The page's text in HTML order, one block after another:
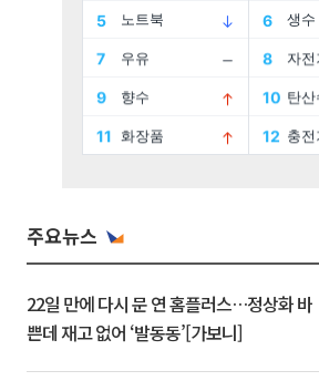
주요뉴스
22일 만에 다시 문 연 홈플러스…정상화 바
쁜데 재고 없어 ‘발동동’[가보니]